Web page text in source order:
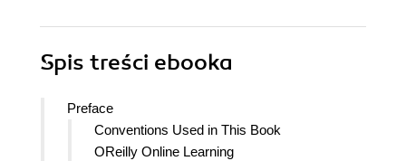
Spis treści ebooka
Preface
Conventions Used in This Book
OReilly Online Learning